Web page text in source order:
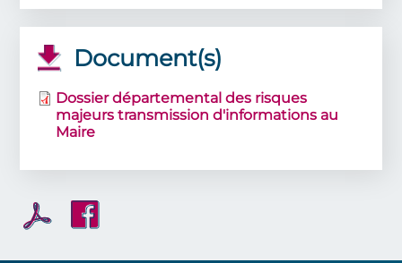
Document(s)
Dossier départemental des risques
majeurs transmission d'informations au
Maire